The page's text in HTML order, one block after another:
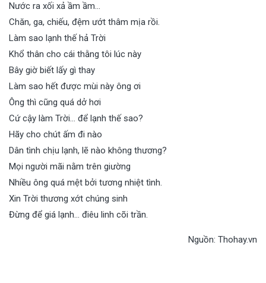
Nước ra xối xả ầm ầm…
Chăn, ga, chiếu, đệm ướt thâm mịa rồi.
Làm sao lạnh thế hả Trời
Khổ thân cho cái thằng tôi lúc này
Bây giờ biết lấy gì thay
Làm sao hết được mùi này ông ơi
Ông thì cũng quá dở hơi
Cứ cậy làm Trời… để lạnh thế sao?
Hãy cho chút ấm đi nào
Dân tình chịu lạnh, lẽ nào không thương?
Mọi người mãi nằm trên giường
Nhiều ông quá mệt bởi tương nhiệt tình.
Xin Trời thương xớt chúng sinh
Đừng để giá lạnh… điêu linh cõi trần.
Nguồn: Thohay.vn